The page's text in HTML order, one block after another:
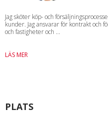
Jag sköter köp- och
kunder. Jag ansvarar för kontrakt och
och fastigheter och ...
LÄS MER
PLATS